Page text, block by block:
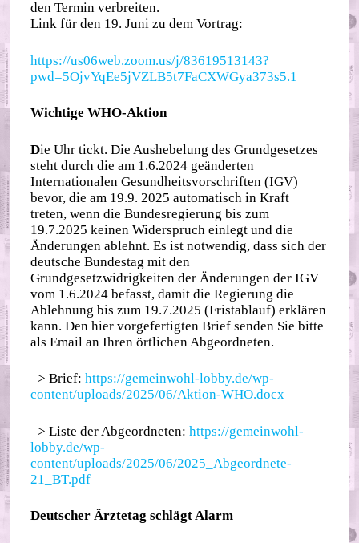
den Termin verbreiten.
Link für den 19. Juni zu dem Vortrag:
https://us06web.zoom.us/j/83619513143?
pwd=5OjvYqEe5jVZLB5t7FaCXWGya373s5.1
Wichtige WHO-Aktion
Die Uhr tickt. Die Aushebelung des Grundgesetzes
steht durch die am 1.6.2024 geänderten
Internationalen Gesundheitsvorschriften (IGV)
bevor, die am 19.9. 2025 automatisch in Kraft
treten, wenn die Bundesregierung bis zum
19.7.2025 keinen Widerspruch einlegt und die
Änderungen ablehnt. Es ist notwendig, dass sich der
deutsche Bundestag mit den
Grundgesetzwidrigkeiten der Änderungen der IGV
vom 1.6.2024 befasst, damit die Regierung die
Ablehnung bis zum 19.7.2025 (Fristablauf) erklären
kann. Den hier vorgefertigten Brief senden Sie bitte
als Email an Ihren örtlichen Abgeordneten.
–> Brief:https://gemeinwohl-lobby.de/wp-
content/uploads/2025/06/Aktion-WHO.docx
–> Liste der Abgeordneten:https://gemeinwohl-
lobby.de/wp-
content/uploads/2025/06/2025_Abgeordnete-
21_BT.pdf
Deutscher Ärztetag schlägt Alarm